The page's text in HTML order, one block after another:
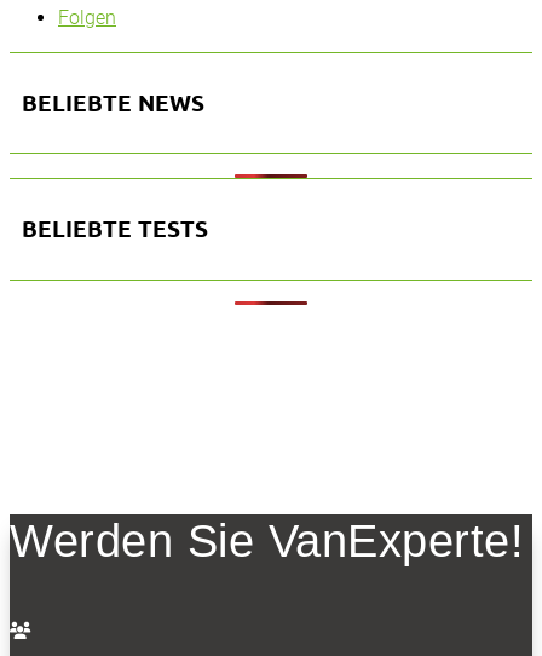
Folgen
BELIEBTE NEWS
BELIEBTE TESTS
Werden Sie VanExperte!
